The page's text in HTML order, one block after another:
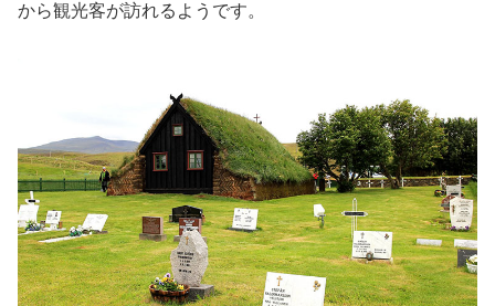
から観光客が訪れるようです。